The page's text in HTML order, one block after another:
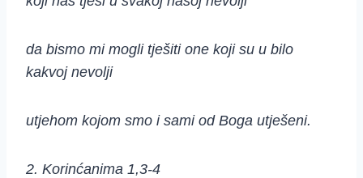
da bismo mi mogli tješiti one koji su u bilo
kakvoj nevolji
utjehom kojom smo i sami od Boga utješeni.
2. Korinćanima 1,3-4